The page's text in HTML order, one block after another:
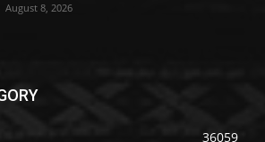
August 8, 2026
36059